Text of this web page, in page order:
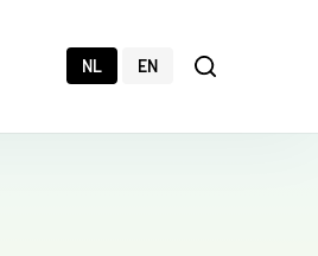
NL EN